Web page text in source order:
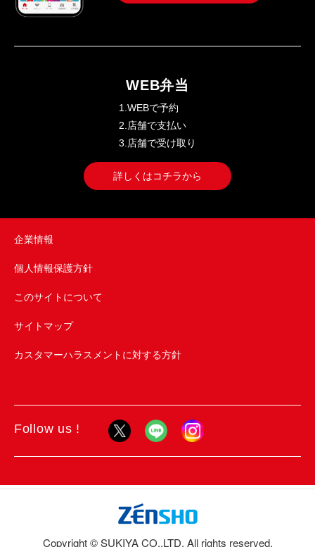
WEB弁当
1.WEBで予約
2.店舗で支払い
3.店舗で受け取り
詳しくはコチラから
企業情報
個人情報保護方針
このサイトについて
サイトマップ
カスタマーハラスメントに対する方針
Follow us !
Copyright © SUKIYA CO.,LTD. All rights reserved.